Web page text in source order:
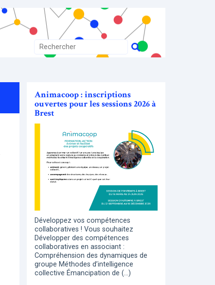
Animacoop : inscriptions
ouvertes pour les sessions 2026 à
Brest
Développez vos compétences
collaboratives ! Vous souhaitez
Développer des compétences
collaboratives en associant :
Compréhension des dynamiques de
groupe Méthodes d’intelligence
collective Émancipation de (…)